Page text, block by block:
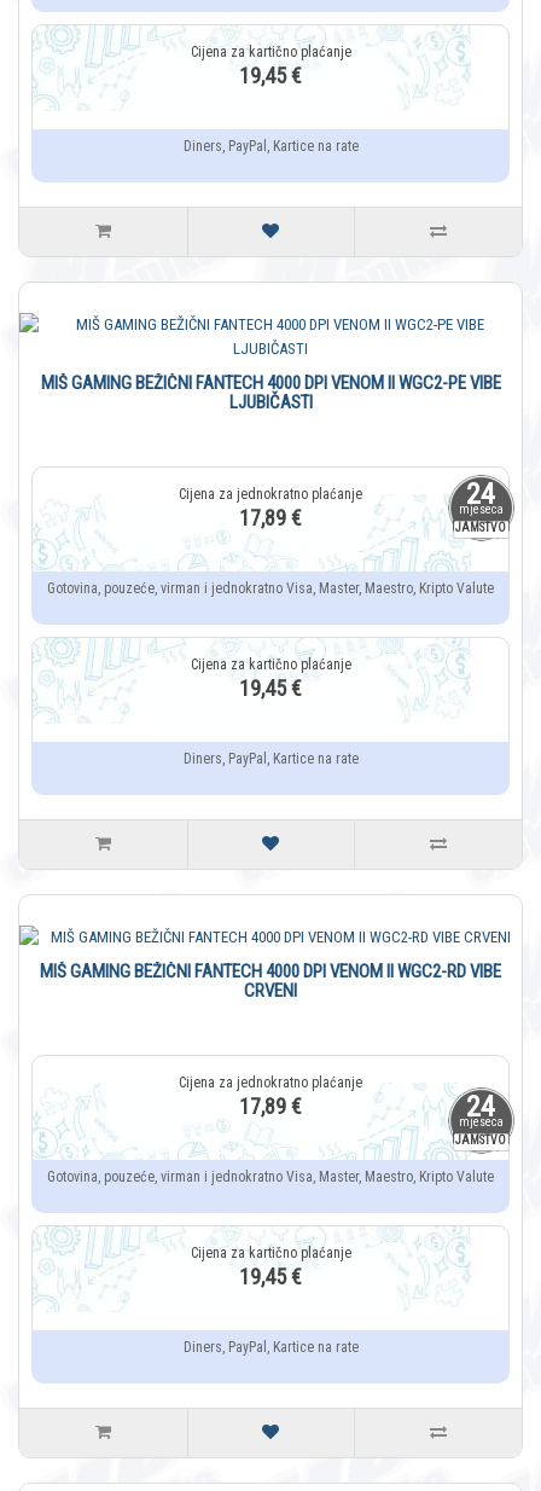
19,45 €
Diners, PayPal, Kartice na rate
24
mjeseca
JAMSTVO
MIŠ GAMING BEŽIČNI FANTECH 4000 DPI VENOM II WGC2-PE VIBE
LJUBIČASTI
17,89 €
Gotovina, pouzeće, virman i jednokratno Visa, Master, Maestro, Kripto Valute
19,45 €
Diners, PayPal, Kartice na rate
24
mjeseca
JAMSTVO
MIŠ GAMING BEŽIČNI FANTECH 4000 DPI VENOM II WGC2-RD VIBE
CRVENI
17,89 €
Gotovina, pouzeće, virman i jednokratno Visa, Master, Maestro, Kripto Valute
19,45 €
Diners, PayPal, Kartice na rate